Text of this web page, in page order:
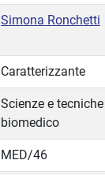
Simona Ronchetti
Caratterizzante
Scienze e
biomedico
MED/46